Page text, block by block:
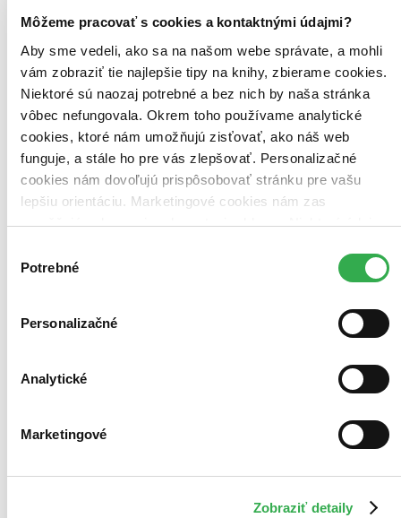
Môžeme pracovať s cookies a kontaktnými údajmi?
Aby sme vedeli, ako sa na našom webe správate, a mohli
vám zobraziť tie najlepšie tipy na knihy, zbierame cookies.
Niektoré sú naozaj potrebné a bez nich by naša stránka
vôbec nefungovala. Okrem toho používame analytické
cookies, ktoré nám umožňujú zisťovať, ako náš web
funguje, a stále ho pre vás zlepšovať. Personalizačné
cookies nám dovoľujú prispôsobovať stránku pre vašu
lepšiu orientáciu. Marketingové cookies nám zas
umožňujú zobrazenie relevantnej reklamy. Niektoré údaje
keby sme mohli používať všetky tieto cookies. Ďakujeme!
súhlasu
Potrebné
Personalizačné
Analytické
Marketingové
Zobraziť detaily
Top hodnotené
Najdrahšie
Najlacnejšie
Použité filtre
Zrušiť filtre
Sprievodca